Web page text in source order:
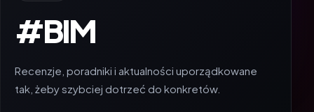
#BIM
Recenzje, poradniki i aktualności uporządkowane
tak, żeby szybciej dotrzeć do konkretów.